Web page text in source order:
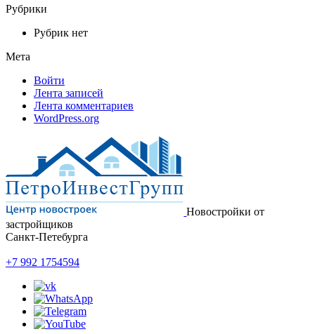
Рубрики
Рубрик нет
Мета
Войти
Лента записей
Лента комментариев
WordPress.org
Новостройки от
застройщиков
Санкт-Петебурга
+7 992 1754594